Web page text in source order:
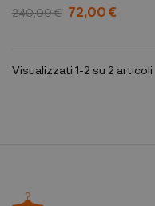
240,00 € 72,00 €
Visualizzati 1-2 su 2 articoli